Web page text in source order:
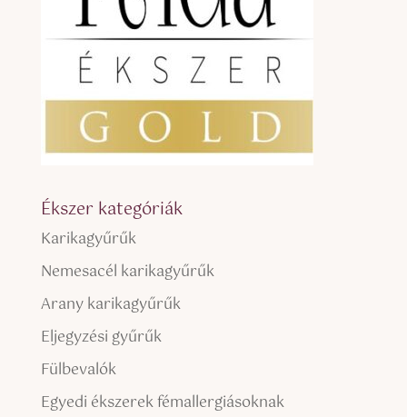
Ékszer kategóriák
Karikagyűrűk
Nemesacél karikagyűrűk
Arany karikagyűrűk
Eljegyzési gyűrűk
Fülbevalók
Egyedi ékszerek fémallergiásoknak